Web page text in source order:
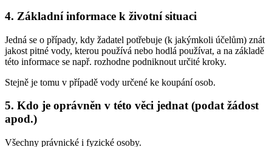
4. Základní informace k životní situaci
Jedná se o případy, kdy žadatel potřebuje (k jakýmkoli účelům) znát
jakost pitné vody, kterou používá nebo hodlá používat, a na základě
této informace se např. rozhodne podniknout určité kroky.
Stejně je tomu v případě vody určené ke koupání osob.
5. Kdo je oprávněn v této věci jednat (podat žádost
apod.)
Všechny právnické i fyzické osoby.